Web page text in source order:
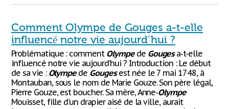
Comment Olympe de Gouges a-t-elle
influencé notre vie aujourd’hui ?
Problématique : comment Olympede Gougesa-t-elle
influencé notre vie aujourd’hui ? Introduction : Le début
de sa vie : Olympede Gougesest née le 7 mai 1748, à
Montauban, sous le nom de Marie Gouze. Son père légal,
Pierre Gouze, est boucher. Sa mère, Anne-Olympe
Mouisset, fille d'un drapier aisé de la ville, aurait